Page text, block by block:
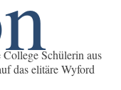
Schülerin aus
das elitäre Wyford